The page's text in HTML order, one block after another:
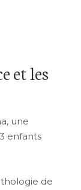
et les
une
enfants
de